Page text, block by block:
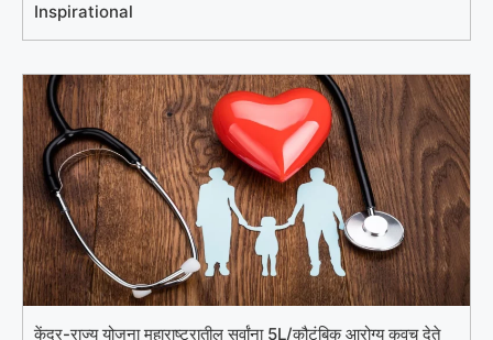
Inspirational
केंद्र-राज्य योजना महाराष्ट्रातील सर्वांना 5L/कौटुंबिक आरोग्य कवच देते